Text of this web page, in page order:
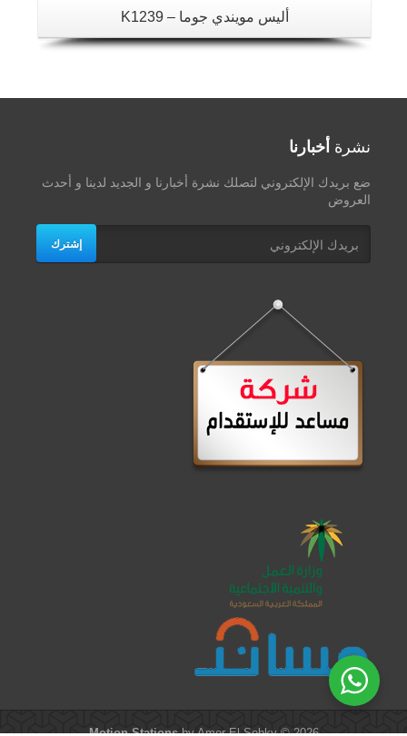
أليس مويندي جوما – K1239
نشرة أخبارنا
ضع بريدك الإلكتروني لتصلك نشرة أخبارنا و الجديد لدينا و أحدث
العروض
إشترك
Motion Stationsby Amer El-Sobky © 2026